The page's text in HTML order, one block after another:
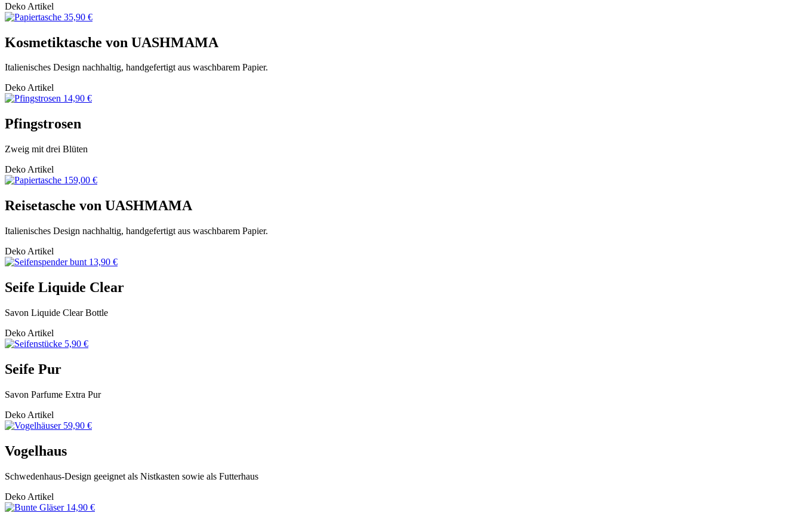
Deko Artikel
35,90 €
Kosmetiktasche von UASHMAMA
Italienisches Design nachhaltig, handgefertigt aus waschbarem Papier.
Deko Artikel
14,90 €
Pfingstrosen
Zweig mit drei Blüten
Deko Artikel
159,00 €
Reisetasche von UASHMAMA
Italienisches Design nachhaltig, handgefertigt aus waschbarem Papier.
Deko Artikel
13,90 €
Seife Liquide Clear
Savon Liquide Clear Bottle
Deko Artikel
5,90 €
Seife Pur
Savon Parfume Extra Pur
Deko Artikel
59,90 €
Vogelhaus
Schwedenhaus-Design geeignet als Nistkasten sowie als Futterhaus
Deko Artikel
14,90 €